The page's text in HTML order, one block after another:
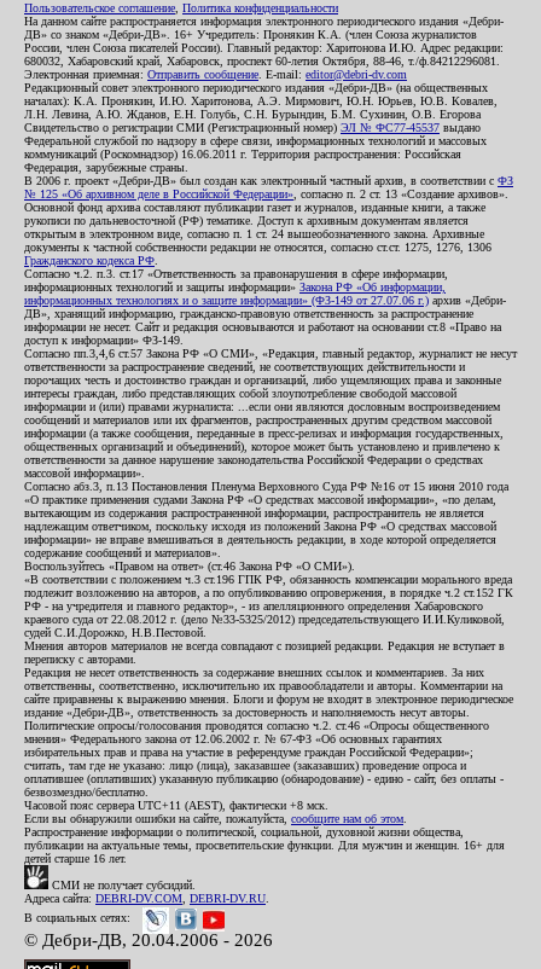
Пользовательское соглашение Политика конфиденциальности
На данном сайте распространяется информация электронного периодического издания «Дебри-
ДВ» со знаком «Дебри-ДВ». 16+ Учредитель: Пронякин К.А. (член Союза журналистов
России, член Союза писателей России). Главный редактор: Харитонова И.Ю. Адрес редакции:
680032, Хабаровский край, Хабаровск, проспект 60-летия Октября, 88-46, т./ф.84212296081.
Электронная приемная: Отправить сообщение . E-mail: editor@debri-dv.com
Редакционный совет электронного периодического издания «Дебри-ДВ» (на общественных
началах): К.А. Пронякин, И.Ю. Харитонова, А.Э. Мирмович, Ю.Н. Юрьев, Ю.В. Ковалев,
Л.Н. Левина, А.Ю. Жданов, Е.Н. Голубь, С.Н. Бурындин, Б.М. Сухинин, О.В. Егорова
Свидетельство о регистрации СМИ (Регистрационный номер) ЭЛ № ФС77-45537 выдано
Федеральной службой по надзору в сфере связи, информационных технологий и массовых
коммуникаций (Роскомнадзор) 16.06.2011 г. Территория распространения: Российская
Федерация, зарубежные страны.
В 2006 г. проект «Дебри-ДВ» был создан как электронный частный архив, в соответствии с ФЗ
№ 125 «Об архивном деле в Российской Федерации» , согласно п. 2 ст. 13 «Создание архивов».
Основной фонд архива составляют публикации газет и журналов, изданные книги, а также
рукописи по дальневосточной (РФ) тематике. Доступ к архивным документам является
открытым в электронном виде, согласно п. 1 ст. 24 вышеобозначенного закона. Архивные
документы к частной собственности редакции не относятся, согласно ст.ст. 1275, 1276, 1306
Гражданского кодекса РФ
Согласно ч.2. п.3. ст.17 «Ответственность за правонарушения в сфере информации,
информационных технологий и защиты информации» Закона РФ «Об информации,
информационных технологиях и о защите информации» (ФЗ-149 от 27.07.06 г.) архив «Дебри-
ДВ», хранящий информацию, гражданско-правовую ответственность за распространение
информации не несет. Сайт и редакция основываются и работают на основании ст.8 «Право на
доступ к информации» ФЗ-149.
Согласно пп.3,4,6 ст.57 Закона РФ «О СМИ», «Редакция, главный редактор, журналист не несут
ответственности за распространение сведений, не соответствующих действительности и
порочащих честь и достоинство граждан и организаций, либо ущемляющих права и законные
интересы граждан, либо представляющих собой злоупотребление свободой массовой
информации и (или) правами журналиста: ...если они являются дословным воспроизведением
сообщений и материалов или их фрагментов, распространенных другим средством массовой
информации (а также сообщения, переданные в пресс-релизах и информация государственных,
общественных организаций и объединений), которое может быть установлено и привлечено к
ответственности за данное нарушение законодательства Российской Федерации о средствах
массовой информации».
Согласно абз.3, п.13 Постановления Пленума Верховного Суда РФ №16 от 15 июня 2010 года
«О практике применения судами Закона РФ «О средствах массовой информации», «по делам,
вытекающим из содержания распространенной информации, распространитель не является
надлежащим ответчиком, поскольку исходя из положений Закона РФ «О средствах массовой
информации» не вправе вмешиваться в деятельность редакции, в ходе которой определяется
содержание сообщений и материалов».
Воспользуйтесь «Правом на ответ» (ст.46 Закона РФ «О СМИ»).
«В соответствии с положением ч.3 ст.196 ГПК РФ, обязанность компенсации морального вреда
подлежит возложению на авторов, а по опубликованию опровержения, в порядке ч.2 ст.152 ГК
РФ - на учредителя и главного редактор», - из апелляционного определения Хабаровского
краевого суда от 22.08.2012 г. (дело №33-5325/2012) председательствующего И.И.Куликовой,
судей С.И.Дорожко, Н.В.Пестовой.
Мнения авторов материалов не всегда совпадают с позицией редакции. Редакция не вступает в
переписку с авторами.
Редакция не несет ответственность за содержание внешних ссылок и комментариев. За них
ответственны, соответственно, исключительно их правообладатели и авторы. Комментарии на
сайте приравнены к выражению мнения. Блоги и форум не входят в электронное периодическое
издание «Дебри-ДВ», ответственность за достоверность и наполняемость несут авторы.
Политические опросы/голосования проводятся согласно ч.2. ст.46 «Опросы общественного
мнения» Федерального закона от 12.06.2002 г. № 67-ФЗ «Об основных гарантиях
избирательных прав и права на участие в референдуме граждан Российской Федерации»;
считать, там где не указано: лицо (лица), заказавшее (заказавших) проведение опроса и
оплатившее (оплативших) указанную публикацию (обнародование) - едино - сайт, без оплаты -
безвозмездно/бесплатно.
Часовой пояс сервера UTC+11 (AEST), фактически +8 мск.
Если вы обнаружили ошибки на сайте, пожалуйста, сообщите нам об этом
Распространение информации о политической, социальной, духовной жизни общества,
публикации на актуальные темы, просветительские функции. Для мужчин и женщин. 16+ для
детей старше 16 лет.
СМИ не получает субсидий.
Адреса сайта: DEBRI-DV.COM DEBRI-DV.RU
В социальных сетях:
© Дебри-ДВ, 20.04.2006 - 2026